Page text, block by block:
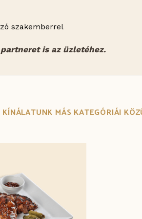
szakemberrel
is az üzletéhez.
MÁS KATEGÓRIÁI